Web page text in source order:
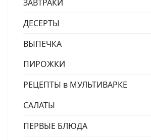
ЗАВТРАКИ
ДЕСЕРТЫ
ВЫПЕЧКА
ПИРОЖКИ
РЕЦЕПТЫ в МУЛЬТИВАРКЕ
САЛАТЫ
ПЕРВЫЕ БЛЮДА